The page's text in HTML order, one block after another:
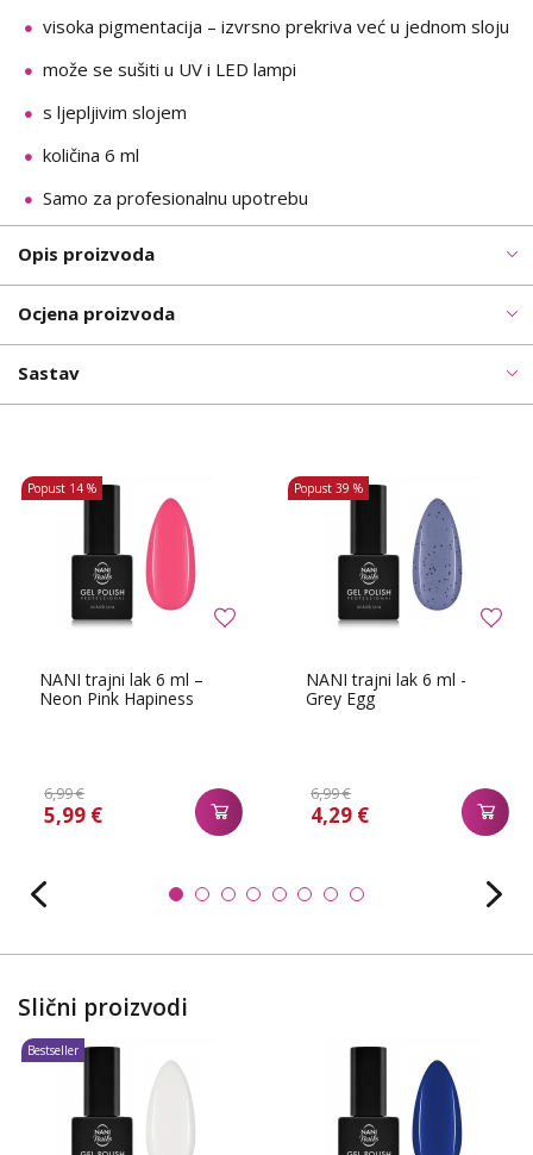
visoka pigmentacija – izvrsno prekriva već u jednom sloju
može se sušiti u UV i LED lampi
s ljepljivim slojem
količina 6 ml
Samo za profesionalnu upotrebu
Opis proizvoda
Ocjena proizvoda
Sastav
NANI trajni lak 6 ml –
Neon Pink Hapiness
6,99 €
5,99 €
Popust 14 %
NANI trajni lak 6 ml -
Grey Egg
6,99 €
4,29 €
Popust 39 %
Slični proizvodi
Bestseller